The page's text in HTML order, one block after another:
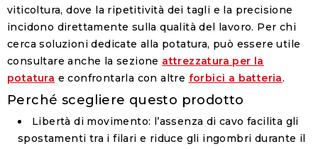
viticoltura, dove la ripetitività dei tagli e la precisione
incidono direttamente sulla qualità del lavoro. Per chi
cerca soluzioni dedicate alla potatura, può essere utile
consultare anche la sezione attrezzatura per la
potatura e confrontarla con altre forbici a batteria.
Perché scegliere questo prodotto
Libertà di movimento: l’assenza di cavo facilita gli
spostamenti tra i filari e riduce gli ingombri durante il